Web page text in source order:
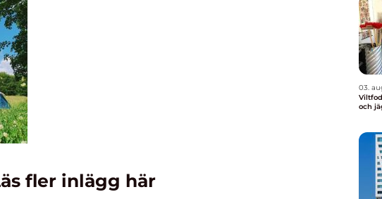
fler inlägg här
03.
Viltfoder i
och